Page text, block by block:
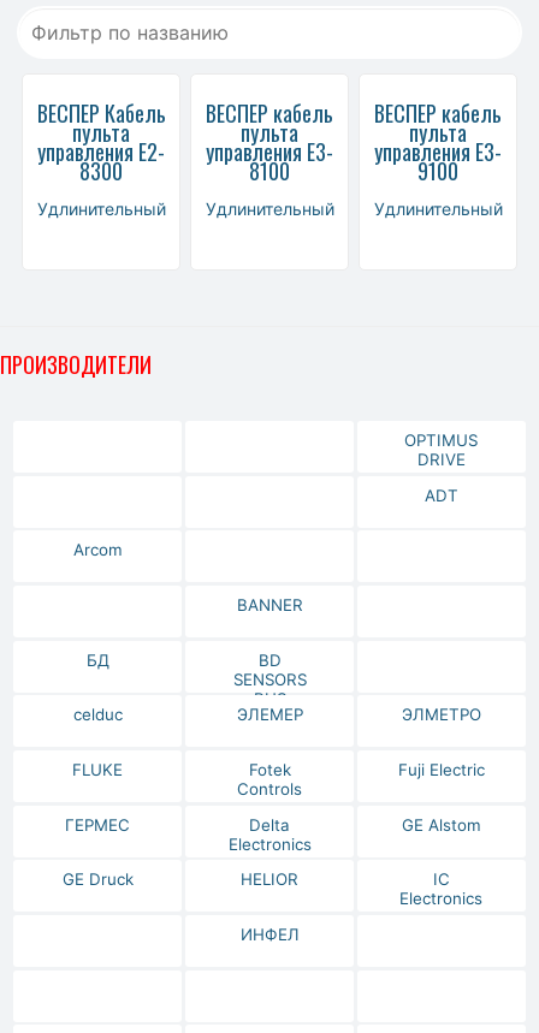
ВЕСПЕР Кабель
пульта
управления Е2-
8300
Удлинительный
ВЕСПЕР кабель
пульта
управления Е3-
8100
Удлинительный
ВЕСПЕР кабель
пульта
управления Е3-
9100
Удлинительный
ПРОИЗВОДИТЕЛИ
OPTIMUS
DRIVE
ADT
Arcom
BANNER
БД
BD
SENSORS
RUS
celduc
ЭЛЕМЕР ЭЛМЕТРО
FLUKE
Fotek
Controls
Fuji Electric
ГЕРМЕС
Delta
Electronics
GE Alstom
GE Druck HELIOR
IC
Electronics
ИНФЕЛ